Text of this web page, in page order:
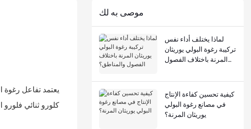
يعتمد تفاعل رغوة
كلورو ثنائي
موصى به لك
لماذا يختلف أداء نفس
تركيبة رغوة البولي يوريثان
المرنة باختلاف الفصول
كيفية تحسين كفاءة الإنتاج
في مصانع رغوة البولي
يوريثان المرنة؟